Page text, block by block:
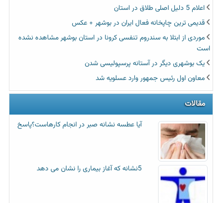
اعلام 5 دلیل اصلی طلاق در استان
قدیمی ترین چاپخانه فعال ایران در بوشهر + عکس
موردی از ابتلا به سندروم تنفسی کرونا در استان بوشهر مشاهده نشده
است
یک بوشهری دیگر در آستانه پرسپولیسی شدن
معاون اول رئیس جمهور وارد عسلویه شد
مقالات
آیا عطسه‌ نشانه صبر در انجام کارهاست؟پاسخ
5نشانه که آغاز بیماری را نشان می دهد